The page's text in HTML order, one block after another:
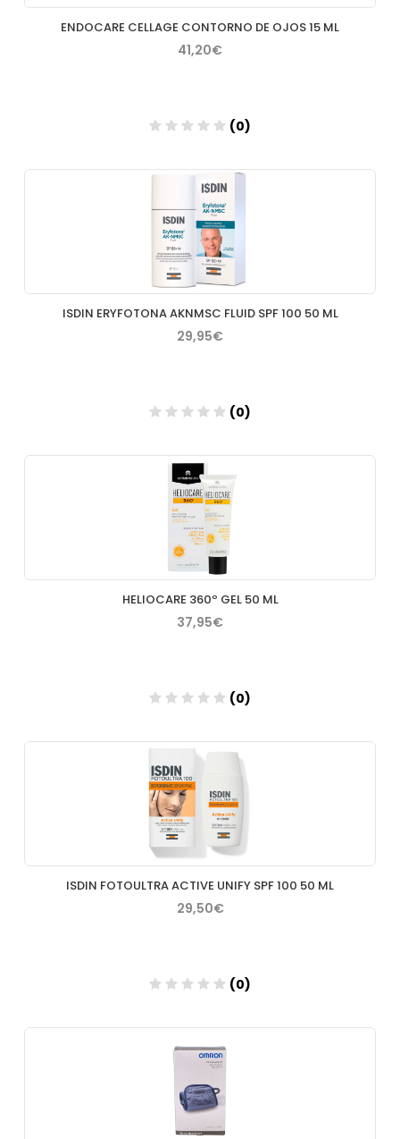
ENDOCARE CELLAGE CONTORNO DE OJOS 15 ML
41,20€
(0)
Añadir
ISDIN ERYFOTONA AKNMSC FLUID SPF 100 50 ML
29,95€
(0)
Añadir
HELIOCARE 360º GEL 50 ML
37,95€
(0)
ISDIN FOTOULTRA ACTIVE UNIFY SPF 100 50 ML
29,50€
(0)
Añadir